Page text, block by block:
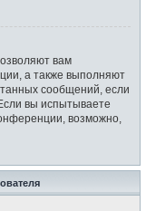
вам
а также выполняют
сообщений, если
вы испытываете
возможно,